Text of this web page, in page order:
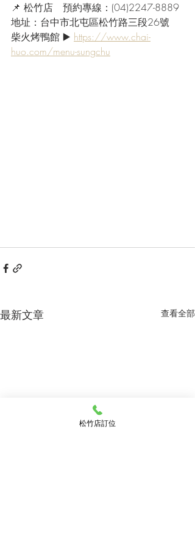
📌 松竹店　預約專線：(04)2247-8889
地址：台中市北屯區松竹路三段26號
柴火烤鴨館 ▶️ https://www.chai-
huo.com/menu-sungchu
最新文章 查看全部
松竹店訂位